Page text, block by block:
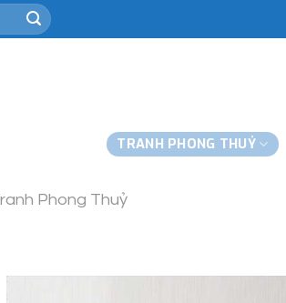
TRANH PHONG THUỶ
Phong Thuỷ